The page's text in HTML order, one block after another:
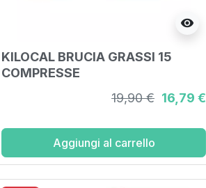
visibility
KILOCAL BRUCIA GRASSI 15
COMPRESSE
19,90 € 16,79 €
Aggiungi al carrello